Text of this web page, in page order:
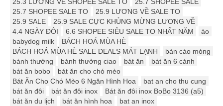
25.3 LƯƠNG VỀ SHOPEE SALE TO
25.7 SHOPEE SALE
25.7 SHOPEE SALE TO
25.9 LƯƠNG VỀ SALE TO
25.9 SALE
25.9 SALE CỰC KHỦNG MỪNG LƯƠNG VỀ
4.4 NGÀY ĐÔI
6.6 SHOPEE SIÊU SALE TO NHẤT NĂM
áo
babydog milk
BÁCH HOÁ MÙA HÈ
BÁCH HOÁ MÙA HÈ SALE DEALS MÁT LẠNH
bàn cào móng
bánh thưởng
bánh thưởng ciao bát ăn
bát ăn 6 cánh
bát ăn bobo
bát ăn cho chó mèo
Bát Ăn Cho Chó Mèo 6 Ngăn Hình Hoa
bat an cho thu cung
bát ăn đôi
bát ăn đôi inox
Bát ăn đôi inox BoBo 3136 (a5)
bát ăn du lịch
bát ăn hình hoa
bat an inox